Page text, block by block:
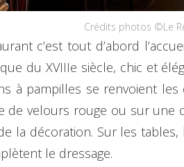
Crédits photos ©Le
c’est tout d’abord
du XVIIIe siècle, chic et
à pampilles se renvoient
velours rouge ou sur une
la décoration. Sur les
le dressage.